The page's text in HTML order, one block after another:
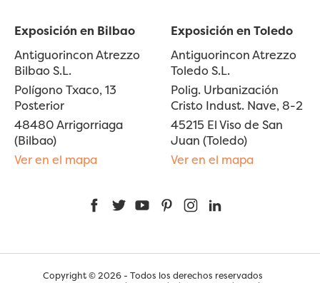
Exposición en Bilbao
Antiguorincon Atrezzo
Bilbao S.L.
Polígono Txaco, 13
Posterior
48480 Arrigorriaga
(Bilbao)
Ver en el mapa
Exposición en Toledo
Antiguorincon Atrezzo
Toledo S.L.
Polig. Urbanización
Cristo Indust. Nave, 8-2
45215 El Viso de San
Juan (Toledo)
Ver en el mapa
FacebookTwitterYouTubePinterestInstagram
Copyright © 2026 - Todos los derechos reservados